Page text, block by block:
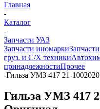
Главная
-
Каталог
-
Запчасти УАЗ
Запчасти иномарки
груз. и С/Х техники
принадлежностиПрочее
-Гильза УМЗ 417 21-
Гильза УМЗ 417